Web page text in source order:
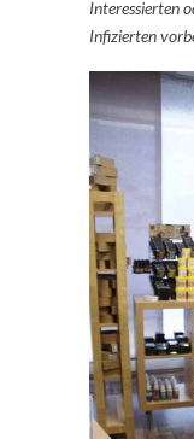
Interessierten
Infizierten